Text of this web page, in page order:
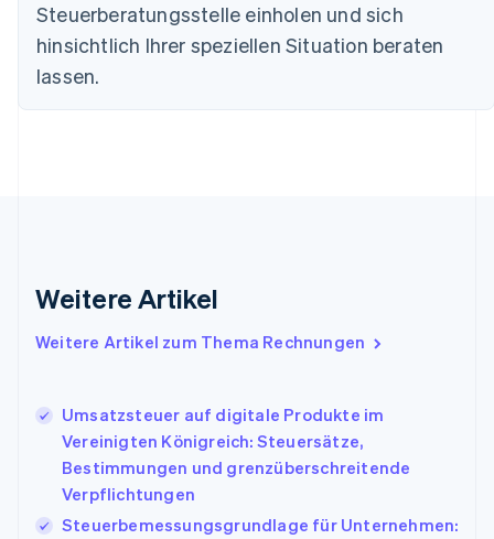
Steuerberatungsstelle einholen und sich
hinsichtlich Ihrer speziellen Situation beraten
lassen.
Weitere Artikel
Weitere Artikel zum Thema Rechnungen
Umsatzsteuer auf digitale Produkte im
Vereinigten Königreich: Steuersätze,
Bestimmungen und grenzüberschreitende
Verpflichtungen
Steuerbemessungsgrundlage für Unternehmen:
Dänemark
English
Deutschland
Deutsch
Estland
Gibraltar
English
Griechenland
English
English
English
Italien
ItalianoEnglish
Japan